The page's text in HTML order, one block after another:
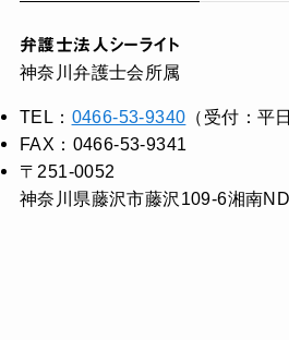
弁護士法人シーライト
神奈川弁護士会所属
TEL： 0466-53-9340 （受付：平
FAX：0466-53-9341
〒251-0052
神奈川県藤沢市藤沢109-6湘南